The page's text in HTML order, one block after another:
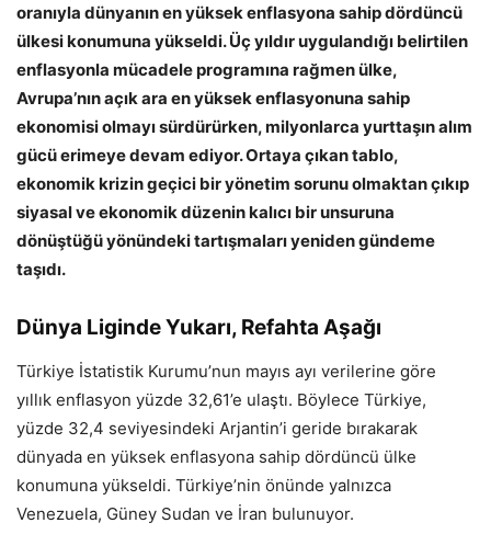
oranıyla dünyanın en yüksek enflasyona sahip dördüncü
ülkesi konumuna yükseldi. Üç yıldır uygulandığı belirtilen
enflasyonla mücadele programına rağmen ülke,
Avrupa’nın açık ara en yüksek enflasyonuna sahip
ekonomisi olmayı sürdürürken, milyonlarca yurttaşın alım
gücü erimeye devam ediyor. Ortaya çıkan tablo,
ekonomik krizin geçici bir yönetim sorunu olmaktan çıkıp
siyasal ve ekonomik düzenin kalıcı bir unsuruna
dönüştüğü yönündeki tartışmaları yeniden gündeme
taşıdı.
Dünya Liginde Yukarı, Refahta Aşağı
Türkiye İstatistik Kurumu’nun mayıs ayı verilerine göre
yıllık enflasyon yüzde 32,61’e ulaştı. Böylece Türkiye,
yüzde 32,4 seviyesindeki Arjantin’i geride bırakarak
dünyada en yüksek enflasyona sahip dördüncü ülke
konumuna yükseldi. Türkiye’nin önünde yalnızca
Venezuela, Güney Sudan ve İran bulunuyor.